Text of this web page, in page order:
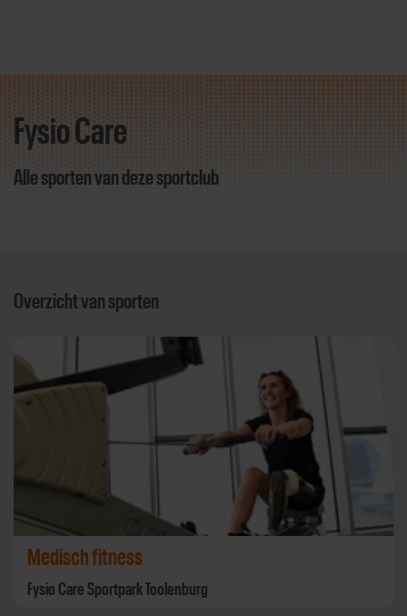
Fysio Care
Alle sporten van deze sportclub
Overzicht van sporten
Medisch fitness
Fysio Care Sportpark Toolenburg